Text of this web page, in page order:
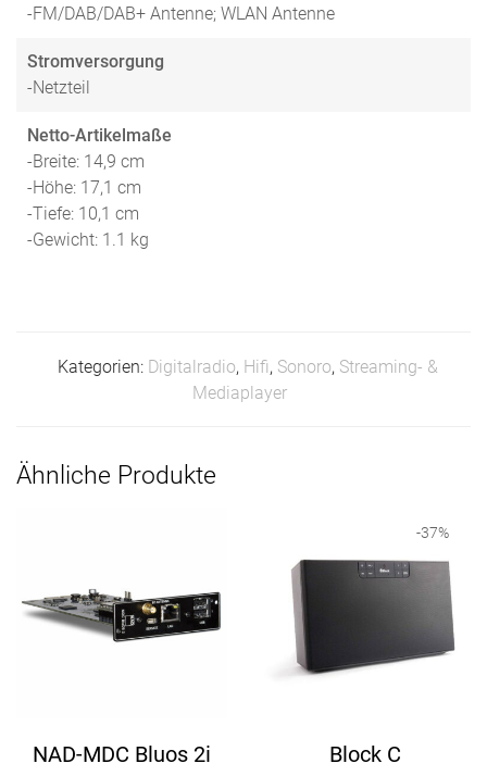
-FM/DAB/DAB+ Antenne; WLAN Antenne
Stromversorgung
-Netzteil
Netto-Artikelmaße
-Breite: 14,9 cm
-Höhe: 17,1 cm
-Tiefe: 10,1 cm
-Gewicht: 1.1 kg
Kategorien: Digitalradio, Hifi, Sonoro, Streaming- &
Mediaplayer
Ähnliche Produkte
NAD-MDC Bluos 2i
-37%
Block C